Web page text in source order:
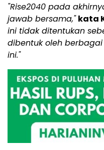
"Rise2040 pada
jawab bersama," kata
ini tidak ditentukan
dibentuk oleh
ini."